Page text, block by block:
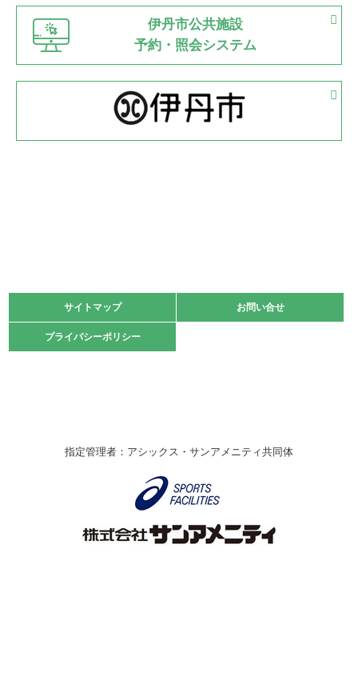
2022.06.12
県知事杯争奪バレーボール大会が開催
緑ケ丘体育館
2022.05.05
体育協会長杯 バドミントン競技の部
2022.05.22
緑ケ丘体育館
2021.10.23
卓球選手権大会ラージボールの部開催☆
伊丹市総合体育大会 バレーボール大会が開催されました
なわとびイベントを開催しました！
伊丹市公共施設
予約・照会システム
サイトマップ お問い合せ
プライバシーポリシー
サイトマップ お問い合せ
プライバシーポリシー
指定管理者：アシックス・サンアメニティ共同体